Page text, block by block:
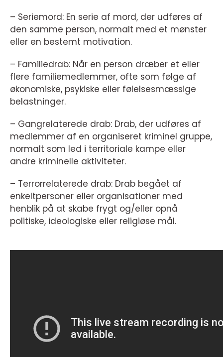
– Seriemord: En serie af mord, der udføres af
den samme person, normalt med et mønster
eller en bestemt motivation.
– Familiedrab: Når en person dræber et eller
flere familiemedlemmer, ofte som følge af
økonomiske, psykiske eller følelsesmæssige
belastninger.
– Gangrelaterede drab: Drab, der udføres af
medlemmer af en organiseret kriminel gruppe,
normalt som led i territoriale kampe eller
andre kriminelle aktiviteter.
– Terrorrelaterede drab: Drab begået af
enkeltpersoner eller organisationer med
henblik på at skabe frygt og/eller opnå
politiske, ideologiske eller religiøse mål.